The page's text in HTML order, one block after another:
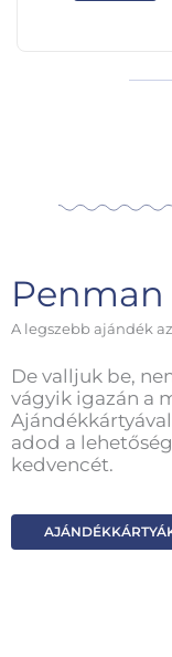
A legszebb ajándék
De valljuk be,
vágyik igazán a
adod a
kedvencét.